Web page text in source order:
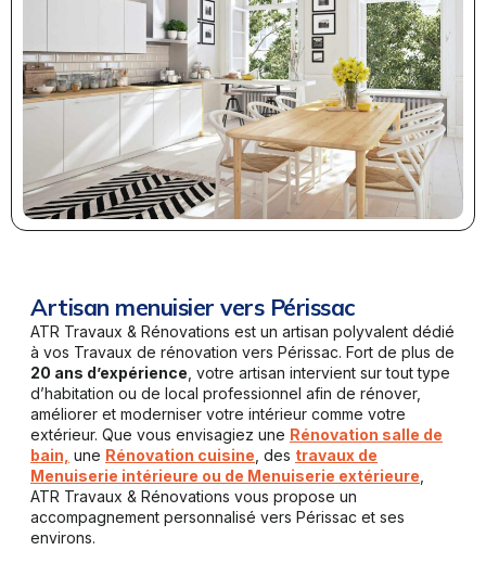
Artisan menuisier vers Périssac
ATR Travaux & Rénovations est un artisan polyvalent dédié
à vos Travaux de rénovation vers Périssac. Fort de plus de
20 ans d’expérience , votre artisan intervient sur tout type
d’habitation ou de local professionnel afin de rénover,
améliorer et moderniser votre intérieur comme votre
extérieur. Que vous envisagiez une Rénovation salle de
bain, une Rénovation cuisine , des travaux de
Menuiserie intérieure ou de Menuiserie extérieure
ATR Travaux & Rénovations vous propose un
accompagnement personnalisé vers Périssac et ses
environs.